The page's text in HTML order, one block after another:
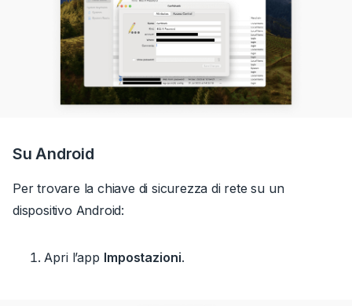
Su Android
Per trovare la chiave di sicurezza di rete su un
dispositivo Android:
Apri l’app Impostazioni.